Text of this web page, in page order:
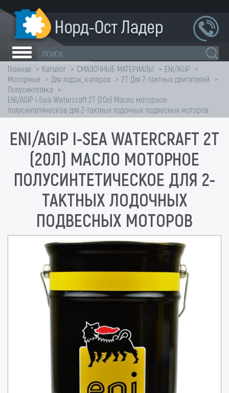
Главная Каталог СМАЗОЧНЫЕ МАТЕРИАЛЫ
ENI/AGIP
Моторные
Для лодок, катеров
2T Для 2-тактных двигателей
Полусинтетика
ENI/AGIP i-Sea Watercraft 2T (20л) Масло моторное
полусинтетическое для 2-тактных лодочных подвесных моторов
ENI/AGIP I-SEA WATERCRAFT 2T
(20Л) МАСЛО МОТОРНОЕ
ПОЛУСИНТЕТИЧЕСКОЕ ДЛЯ 2-
ТАКТНЫХ ЛОДОЧНЫХ
ПОДВЕСНЫХ МОТОРОВ